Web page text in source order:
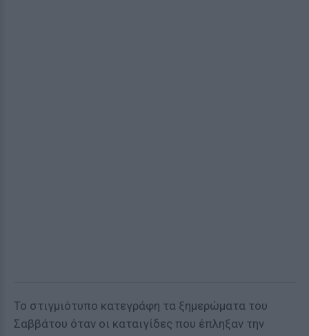
To στιγμιότυπο κατεγράφη τα ξημερώματα του
Σαββάτου όταν οι καταιγίδες που έπληξαν την